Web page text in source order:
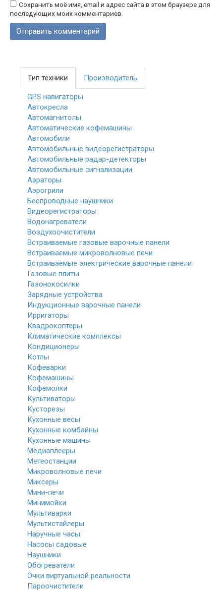
Сохранить моё имя, email и адрес сайта в этом браузере для
последующих моих комментариев.
Тип техники Производитель
GPS навигаторы
Автокресла
Автомагнитолы
Автоматические кофемашины
Автомобили
Автомобильные видеорегистраторы
Автомобильные радар-детекторы
Автомобильные сигнализации
Аэраторы
Аэрогрили
Беспроводные наушники
Видеорегистраторы
Водонагреватели
Воздухоочистители
Встраиваемые газовые варочные панели
Встраиваемые микроволновые печи
Встраиваемые электрические варочные панели
Газовые плиты
Газонокосилки
Зарядные устройства
Индукционные варочные панели
Ирригаторы
Квадрокоптеры
Климатические комплексы
Кондиционеры
Котлы
Кофеварки
Кофемашины
Кофемолки
Культиваторы
Кусторезы
Кухонные весы
Кухонные комбайны
Кухонные машины
Медиаплееры
Метеостанции
Микроволновые печи
Миксеры
Мини-печи
Минимойки
Мультиварки
Мультистайлеры
Наручные часы
Насосы садовые
Наушники
Обогреватели
Очки виртуальной реальности
Пароочистители